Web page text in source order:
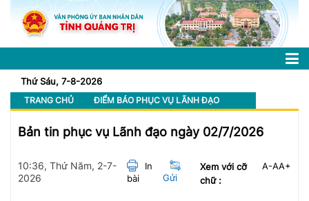
Thứ Sáu, 7-8-2026
TRANG CHỦ ĐIỂM BÁO PHỤC VỤ LÃNH ĐẠO
Bản tin phục vụ Lãnh đạo ngày 02/7/2026
10:36, Thứ Năm, 2-7-
2026
In
bài
Gửi
Xem với cỡ
chữ :
A-AA+